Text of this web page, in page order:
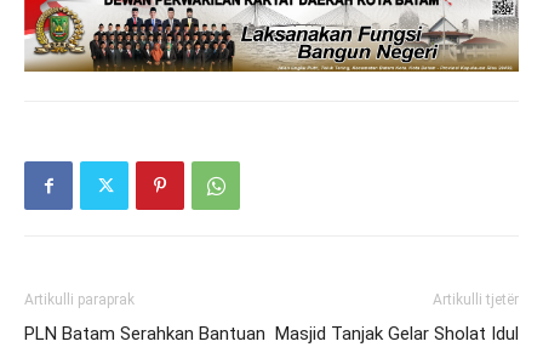
Artikulli paraprak
PLN Batam Serahkan Bantuan
Artikulli tjetër
Masjid Tanjak Gelar Sholat Idul